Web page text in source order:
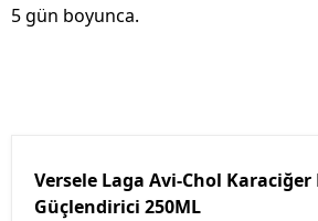
5 gün boyunca.
Versele Laga Avi-Chol
Güçlendirici 250ML